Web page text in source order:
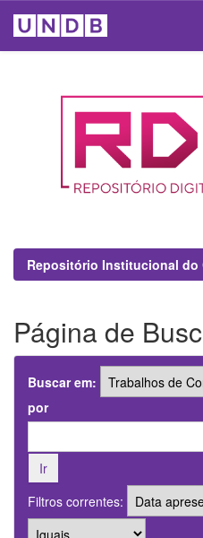
Repositório Institucional do
Página de
Buscar em:
por
Filtros correntes: